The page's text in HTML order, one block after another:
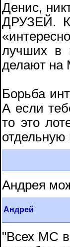
Денис,
ДРУЗЕЙ.
лучших в
делают на
Борьба
А если
то это
отдельную
Андрея
Андрей
"Всех МС в